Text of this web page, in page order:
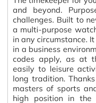
and beyond.
challenges. Built to
a multi-purpose
in any circumstance.
in a business
codes apply, as at
easily to leisure
long tradition.
masters of sports
high position in